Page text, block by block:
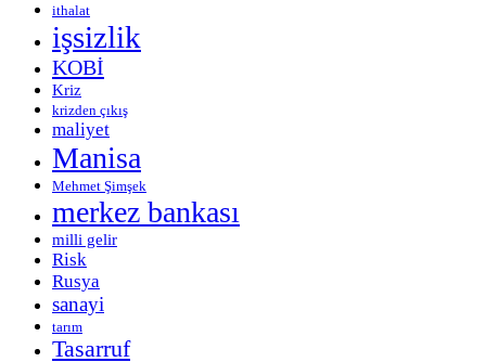
ithalat
işsizlik
KOBİ
Kriz
krizden çıkış
maliyet
Manisa
Mehmet Şimşek
merkez bankası
milli gelir
Risk
Rusya
sanayi
tarım
Tasarruf